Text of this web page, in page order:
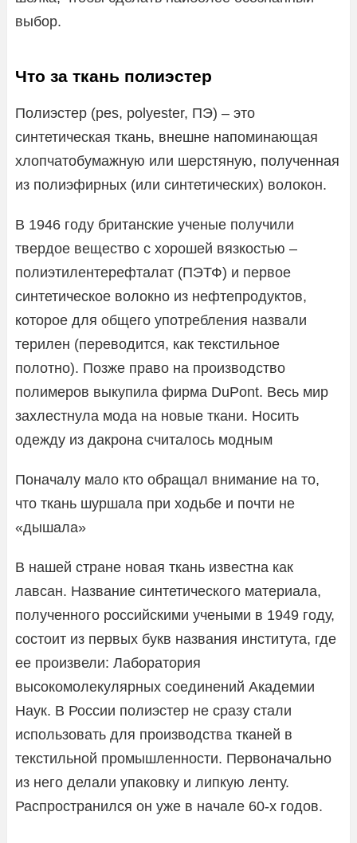
выбор.
Что за ткань полиэстер
Полиэстер (pes, polyester, ПЭ) – это
синтетическая ткань, внешне напоминающая
хлопчатобумажную или шерстяную, полученная
из полиэфирных (или синтетических) волокон.
В 1946 году британские ученые получили
твердое вещество с хорошей вязкостью –
полиэтилентерефталат (ПЭТФ) и первое
синтетическое волокно из нефтепродуктов,
которое для общего употребления назвали
терилен (переводится, как текстильное
полотно). Позже право на производство
полимеров выкупила фирма DuPont. Весь мир
захлестнула мода на новые ткани. Носить
одежду из дакрона считалось модным
Поначалу мало кто обращал внимание на то,
что ткань шуршала при ходьбе и почти не
«дышала»
В нашей стране новая ткань известна как
лавсан. Название синтетического материала,
полученного российскими учеными в 1949 году,
состоит из первых букв названия института, где
ее произвели: Лаборатория
высокомолекулярных соединений Академии
Наук. В России полиэстер не сразу стали
использовать для производства тканей в
текстильной промышленности. Первоначально
из него делали упаковку и липкую ленту.
Распространился он уже в начале 60-х годов.